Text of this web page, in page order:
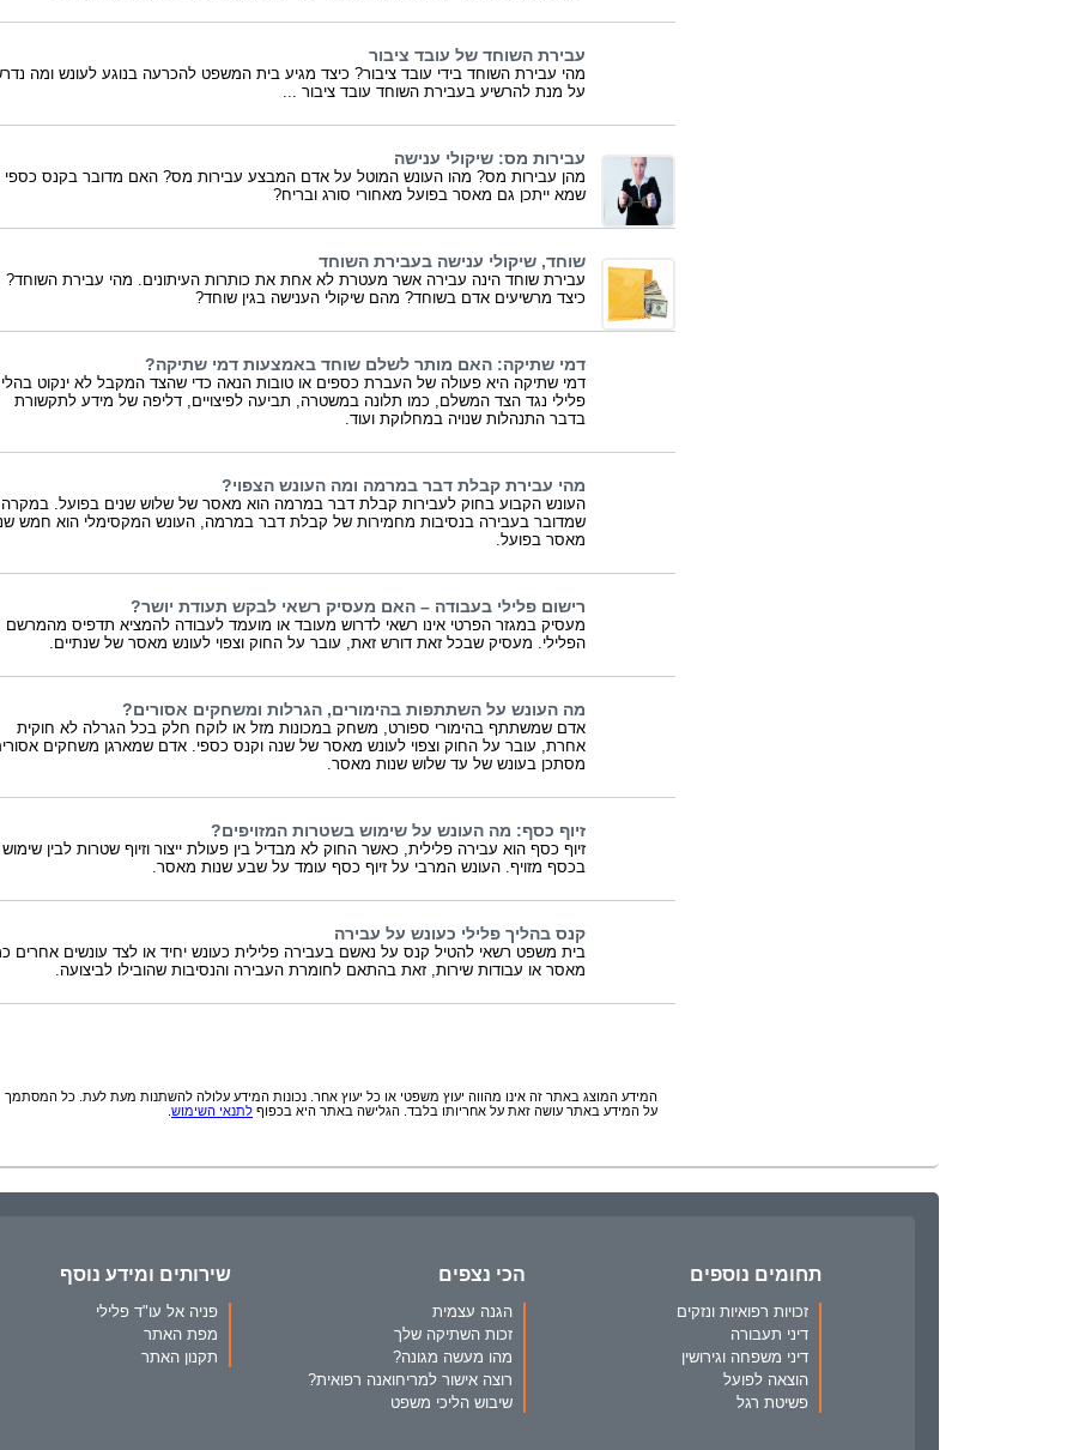
עבירת השוחד של עובד ציבור
מהי עבירת השוחד בידי עובד ציבור? כיצד מגיע בית המשפט להכרעה בנוגע לעונש ומה
על מנת להרשיע בעבירת השוחד עובד ציבור ...
עבירות מס: שיקולי ענישה
מהן עבירות מס? מהו העונש המוטל על אדם המבצע עבירות מס? האם מדובר בקנס כספי
שמא ייתכן גם מאסר בפועל מאחורי סורג ובריח?
שוחד, שיקולי ענישה בעבירת השוחד
עבירת שוחד הינה עבירה אשר מעטרת לא אחת את כותרות העיתונים. מהי עבירת השוחד?
כיצד מרשיעים אדם בשוחד? מהם שיקולי הענישה בגין שוחד?
דמי שתיקה: האם מותר לשלם שוחד באמצעות דמי שתיקה?
דמי שתיקה היא פעולה של העברת כספים או טובות הנאה כדי שהצד המקבל לא ינקוט
פלילי נגד הצד המשלם, כמו תלונה במשטרה, תביעה לפיצויים, דליפה של מידע לתקשורת
בדבר התנהלות שנויה במחלוקת ועוד.
מהי עבירת קבלת דבר במרמה ומה העונש הצפוי?
העונש הקבוע בחוק לעבירות קבלת דבר במרמה הוא מאסר של שלוש שנים בפועל. במקרה
שמדובר בעבירה בנסיבות מחמירות של קבלת דבר במרמה, העונש המקסימלי הוא חמש
מאסר בפועל.
רישום פלילי בעבודה – האם מעסיק רשאי לבקש תעודת יושר?
מעסיק במגזר הפרטי אינו רשאי לדרוש מעובד או מועמד לעבודה להמציא תדפיס מהמרשם
הפלילי. מעסיק שבכל זאת דורש זאת, עובר על החוק וצפוי לעונש מאסר של שנתיים.
מה העונש על השתתפות בהימורים, הגרלות ומשחקים אסורים?
אדם שמשתתף בהימורי ספורט, משחק במכונות מזל או לוקח חלק בכל הגרלה לא חוקית
אחרת, עובר על החוק וצפוי לעונש מאסר של שנה וקנס כספי. אדם שמארגן משחקים
מסתכן בעונש של עד שלוש שנות מאסר.
זיוף כסף: מה העונש על שימוש בשטרות המזויפים?
זיוף כסף הוא עבירה פלילית, כאשר החוק לא מבדיל בין פעולת ייצור וזיוף שטרות לבין שימוש
בכסף מזויף. העונש המרבי על זיוף כסף עומד על שבע שנות מאסר.
קנס בהליך פלילי כעונש על עבירה
בית משפט רשאי להטיל קנס על נאשם בעבירה פלילית כעונש יחיד או לצד עונשים אחרים
מאסר או עבודות שירות, זאת בהתאם לחומרת העבירה והנסיבות שהובילו לביצועה.
המידע המוצג באתר זה אינו מהווה יעוץ משפטי או כל יעוץ אחר. נכונות המידע עלולה להשתנות מעת לעת. כל המסתמך
על המידע באתר עושה זאת על אחריותו בלבד. הגלישה באתר היא בכפוף לתנאי השימוש
תחומים נוספים
זכויות רפואיות ונזקים
דיני תעבורה
דיני משפחה וגירושין
הוצאה לפועל
פשיטת רגל
הכי נצפים
הגנה עצמית
זכות השתיקה שלך
מהו מעשה מגונה?
רוצה אישור למריחואנה רפואית?
שיבוש הליכי משפט
שירותים ומידע נוסף
פניה אל עו"ד פלילי
מפת האתר
תקנון האתר